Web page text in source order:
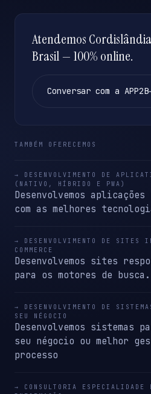
Atendemos
Brasil — 100% online.
Conversar com a APP2B
TAMBÉM OFERECEMOS
→ DESENVOLVIMENTO DE
(NATIVO, HÍBRIDO E PWA)
Desenvolvemos
com as melhores
→ DESENVOLVIMENTO DE SITES
COMMERCE
Desenvolvemos sites
para os motores de busca.
→ DESENVOLVIMENTO DE
SEU NÉGOCIO
Desenvolvemos sistemas
seu négocio ou melhor
processo
→ CONSULTORIA ESPECIALIDADE